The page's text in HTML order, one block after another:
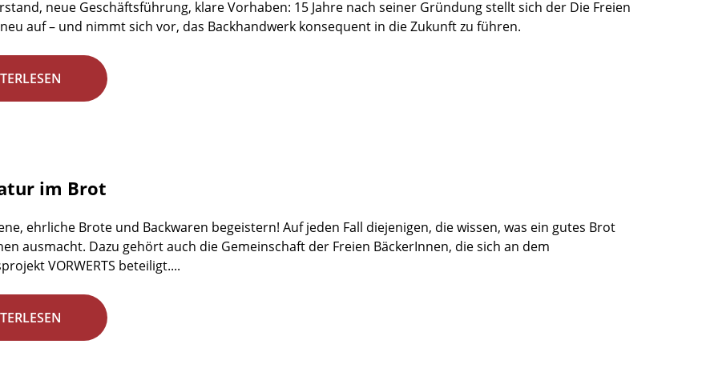
neue Geschäftsführung, klare Vorhaben: 15 Jahre nach seiner Gründung stellt sich der Die Freien
neu auf – und nimmt sich vor, das Backhandwerk konsequent in die Zukunft zu führen.
im Brot
ehrliche Brote und Backwaren begeistern! Auf jeden Fall diejenigen, die wissen, was ein gutes Brot
ausmacht. Dazu gehört auch die Gemeinschaft der Freien BäckerInnen, die sich an dem
VORWERTS beteiligt....